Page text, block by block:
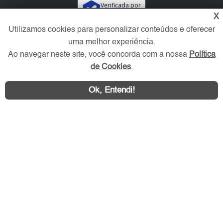
Verificada por
Redes Sociais
X
Utilizamos cookies para personalizar conteúdos e oferecer
uma melhor experiência.
Ao navegar neste site, você concorda com a nossa Política
de Cookies.
Ok, Entendi!